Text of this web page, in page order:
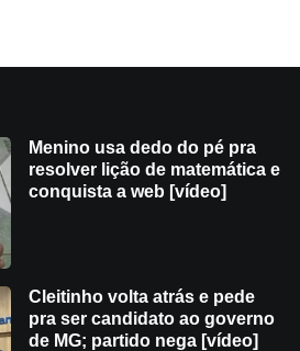
Menino usa dedo do pé pra
resolver lição de matemática e
conquista a web [vídeo]
Cleitinho volta atrás e pede
pra ser candidato ao governo
de MG; partido nega [vídeo]